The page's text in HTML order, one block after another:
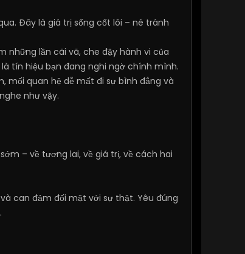
Đây là giá trị sống cốt lõi – né tránh
những lần cãi vã, che đậy hành vi của
tín hiệu bạn đang nghi ngờ chính mình.
mối quan hệ dễ mất đi sự bình đẳng và
như vậy.
– về tương lai, về giá trị, về cách hai
can đảm đối mặt với sự thật. Yêu đúng